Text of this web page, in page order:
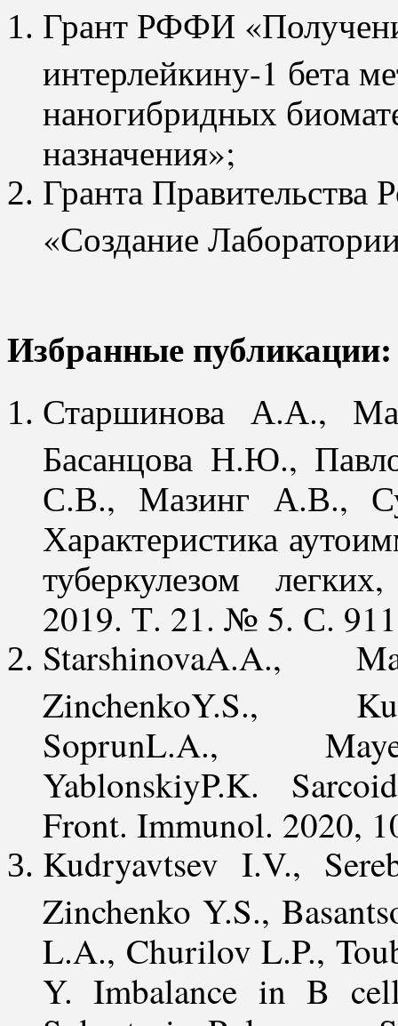
Грант РФФИ
интерлейкину-1 бета
наногибридных
назначения»;
Гранта Правительства
«Создание
Избранные публикации:
Старшинова А.А.,
Басанцова Н.Ю.,
С.В., Мазинг А.В.,
Характеристика
туберкулезом
2019. Т. 21. № 5. С.
StarshinovaA.A.,
ZinchenkoY.S.,
SoprunL.A.,
YablonskiyP.K.
Front. Immunol. 2020,
Kudryavtsev I.V.,
Zinchenko Y.S.,
L.A., Churilov L.P.,
Y. Imbalance in B